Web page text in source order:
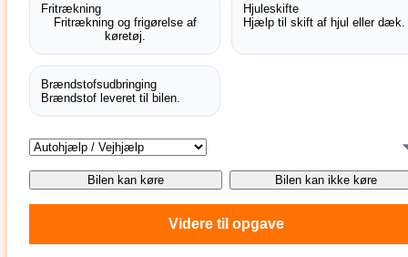
Fritrækning
Fritrækning og frigørelse af
køretøj.
Hjuleskifte
Hjælp til skift af hjul eller dæk.
Brændstofsudbringing
Brændstof leveret til bilen.
Bilen kan køre Bilen kan ikke køre
Videre til opgave